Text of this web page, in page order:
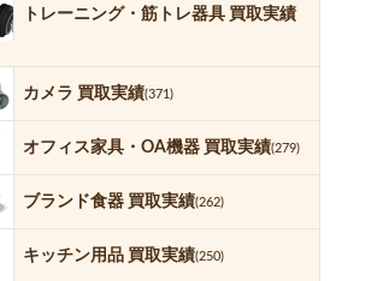
トレーニング・筋トレ器具 買取実績
カメラ 買取実績(371)
オフィス家具・OA機器 買取実績(279)
ブランド食器 買取実績(262)
キッチン用品 買取実績(250)